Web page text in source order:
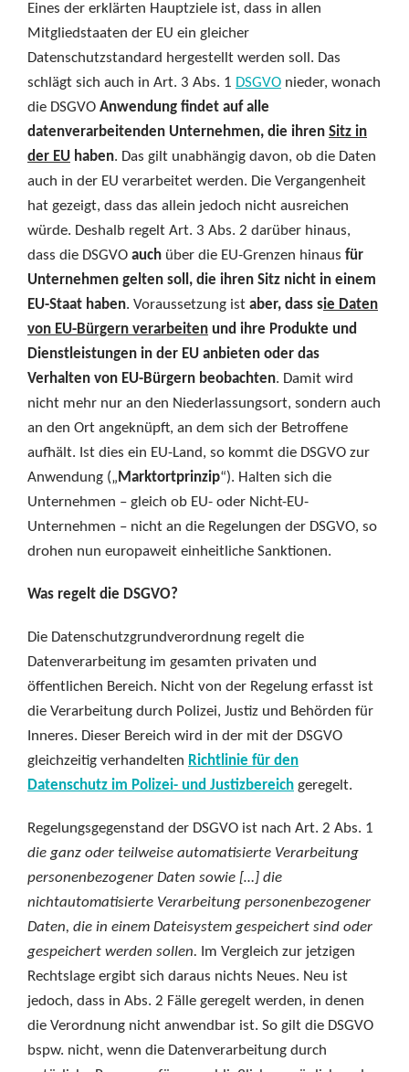
Eines der erklärten Hauptziele ist, dass in allen
Mitgliedstaaten der EU ein gleicher
Datenschutzstandard hergestellt werden soll. Das
schlägt sich auch in Art. 3 Abs. 1 DSGVO nieder, wonach
die DSGVO Anwendung findet auf alle
datenverarbeitenden Unternehmen, die ihren Sitz in
der EU haben. Das gilt unabhängig davon, ob die Daten
auch in der EU verarbeitet werden. Die Vergangenheit
hat gezeigt, dass das allein jedoch nicht ausreichen
würde. Deshalb regelt Art. 3 Abs. 2 darüber hinaus,
dass die DSGVO auch über die EU-Grenzen hinaus für
Unternehmen gelten soll, die ihren Sitz nicht in einem
EU-Staat haben. Voraussetzung ist aber, dass sie Daten
von EU-Bürgern verarbeiten und ihre Produkte und
Dienstleistungen in der EU anbieten oder das
Verhalten von EU-Bürgern beobachten. Damit wird
nicht mehr nur an den Niederlassungsort, sondern auch
an den Ort angeknüpft, an dem sich der Betroffene
aufhält. Ist dies ein EU-Land, so kommt die DSGVO zur
Anwendung („ Marktortprinzip“). Halten sich die
Unternehmen – gleich ob EU- oder Nicht-EU-
Unternehmen – nicht an die Regelungen der DSGVO, so
drohen nun europaweit einheitliche Sanktionen.
Was regelt die DSGVO?
Die Datenschutzgrundverordnung regelt die
Datenverarbeitung im gesamten privaten und
öffentlichen Bereich. Nicht von der Regelung erfasst ist
die Verarbeitung durch Polizei, Justiz und Behörden für
Inneres. Dieser Bereich wird in der mit der DSGVO
gleichzeitig verhandelten Richtlinie für den
Datenschutz im Polizei- und Justizbereich geregelt.
Regelungsgegenstand der DSGVO ist nach Art. 2 Abs. 1
die ganz oder teilweise automatisierte Verarbeitung
personenbezogener Daten sowie […] die
nichtautomatisierte Verarbeitung personenbezogener
Daten, die in einem Dateisystem gespeichert sind oder
gespeichert werden sollen. Im Vergleich zur jetzigen
Rechtslage ergibt sich daraus nichts Neues. Neu ist
jedoch, dass in Abs. 2 Fälle geregelt werden, in denen
die Verordnung nicht anwendbar ist. So gilt die DSGVO
bspw. nicht, wenn die Datenverarbeitung durch